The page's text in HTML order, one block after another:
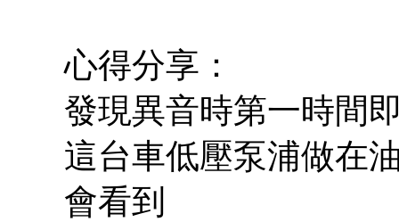
心得分享：
發現異音時第一時間
這台車低壓泵浦做在
會看到